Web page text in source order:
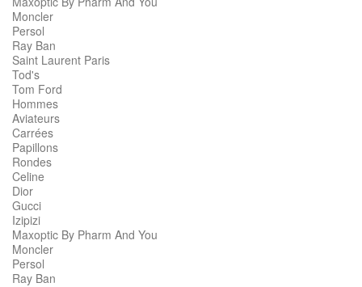
Moncler
Persol
Ray Ban
Saint Laurent Paris
Tod's
Tom Ford
Hommes
Aviateurs
Carrées
Papillons
Rondes
Celine
Dior
Gucci
Izipizi
Maxoptic By Pharm And You
Moncler
Persol
Ray Ban